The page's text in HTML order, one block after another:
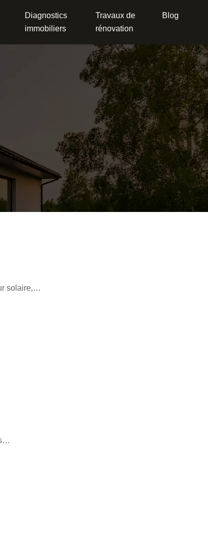
Diagnostics
immobiliers
Travaux de
rénovation
Blog
solaire,…